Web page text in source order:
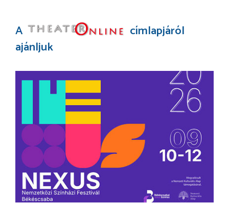
A
címlapjáról
ajánljuk